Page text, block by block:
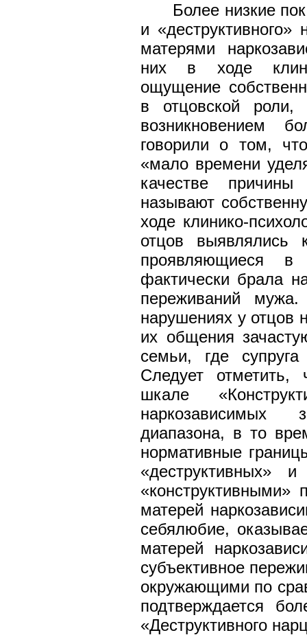
Более низкие
и
матерями
них в ходе
ощущение
в отцовской
возникновением
говорили о том,
«мало времени
качестве
называют
ходе клинико-
отцов выявлялись
проявляющиеся в
фактически брала
переживаний
нарушениях у отцов
их общения
семьи, где
Следует отметить,
шкале
наркозависимых
диапазона, в то
нормативные
«деструктивных»
матерей
себялюбие,
матерей
субъективное
окружающими по
подтверждается
«Деструктивного